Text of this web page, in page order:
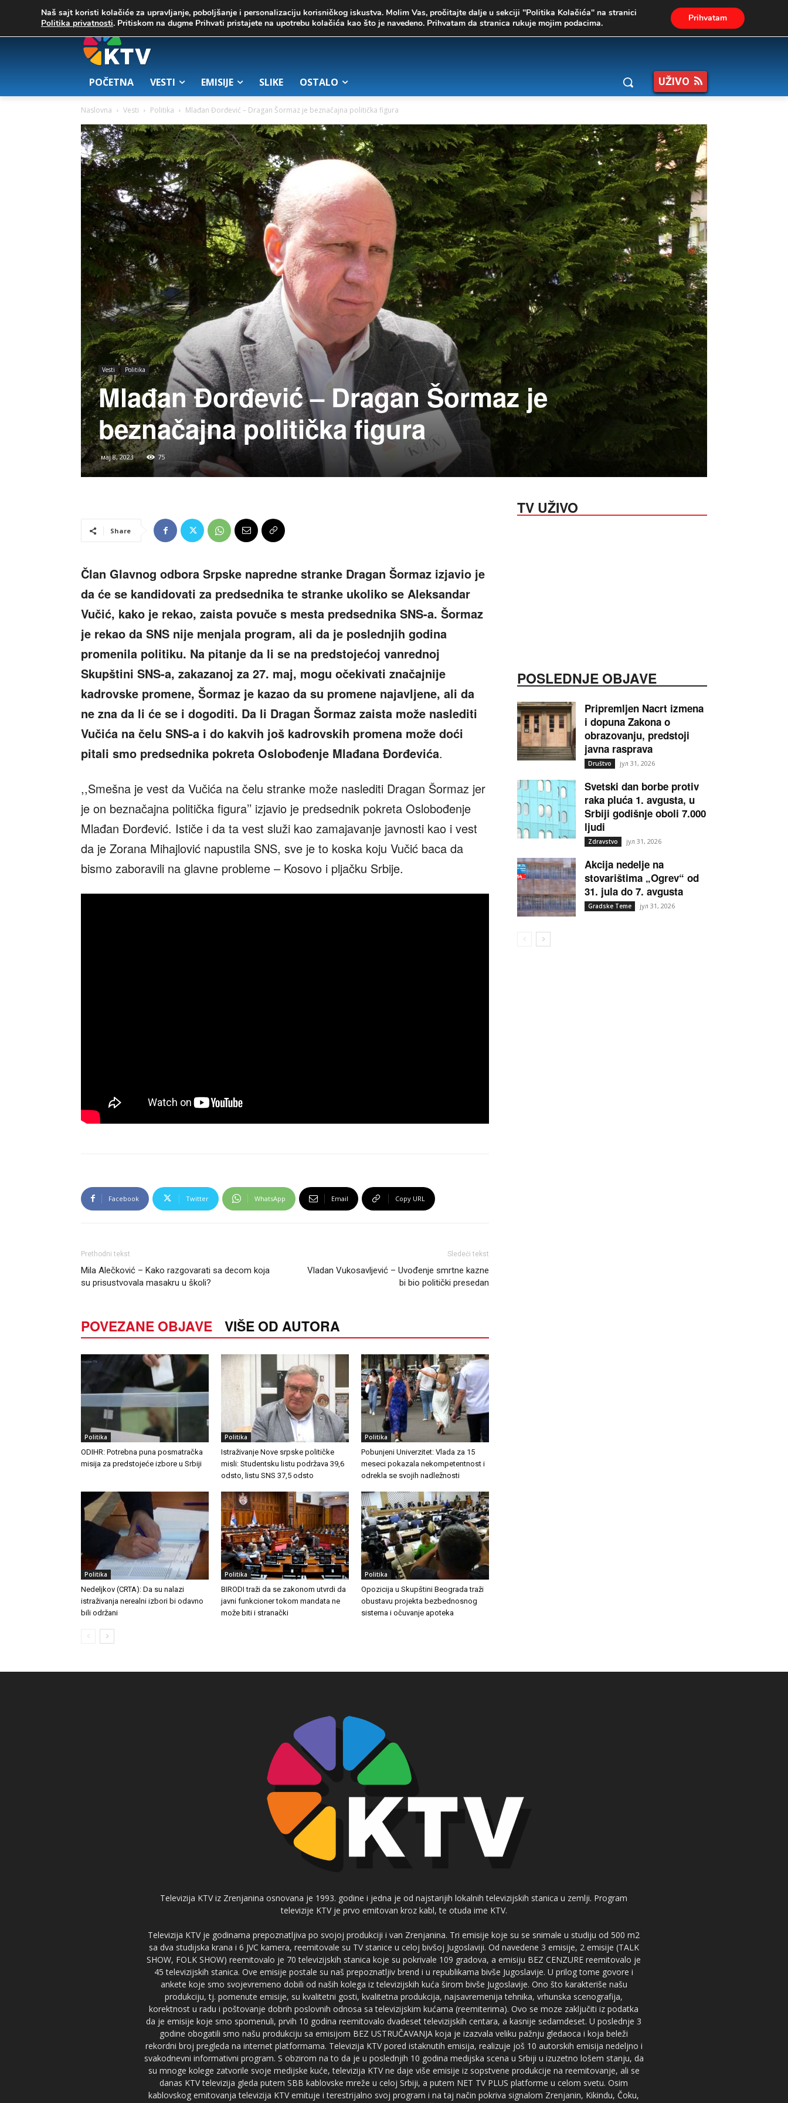
23.7 Zrenjanin 03. август 2026.
POČETNA VESTI EMISIJE SLIKE OSTALO UŽIVO
Naslovna Vesti Politika Mlađan Đorđević – Dragan Šormaz je beznačajna politička figura
Vesti Politika
Mlađan Đorđević – Dragan Šormaz je
beznačajna politička figura
мај 8, 2023 75
Share
Član Glavnog odbora Srpske napredne stranke Dragan Šormaz izjavio je
da će se kandidovati za predsednika te stranke ukoliko se Aleksandar
Vučić, kako je rekao, zaista povuče s mesta predsednika SNS-a. Šormaz
je rekao da SNS nije menjala program, ali da je poslednjih godina
promenila politiku. Na pitanje da li se na predstojećoj vanrednoj
Skupštini SNS-a, zakazanoj za 27. maj, mogu očekivati značajnije
kadrovske promene, Šormaz je kazao da su promene najavljene, ali da
ne zna da li će se i dogoditi. Da li Dragan Šormaz zaista može naslediti
Vučića na čelu SNS-a i do kakvih još kadrovskih promena može doći
pitali smo predsednika pokreta Oslobođenje Mlađana Đorđevića.
,,Smešna je vest da Vučića na čelu stranke može naslediti Dragan Šormaz jer
je on beznačajna politička figura’’ izjavio je predsednik pokreta Oslobođenje
Mlađan Đorđević. Ističe i da ta vest služi kao zamajavanje javnosti kao i vest
da je Zorana Mihajlović napustila SNS, sve je to koska koju Vučić baca da
bismo zaboravili na glavne probleme – Kosovo i pljačku Srbije.
Facebook Twitter WhatsApp Email Copy URL
Prethodni tekst
Mila Alečković – Kako razgovarati sa decom koja
su prisustvovala masakru u školi?
Sledeći tekst
Vladan Vukosavljević – Uvođenje smrtne kazne
bi bio politički presedan
POVEZANE OBJAVE VIŠE OD AUTORA
Politika
ODIHR: Potrebna puna posmatračka
misija za predstojeće izbore u Srbiji
Politika
Istraživanje Nove srpske političke
misli: Studentsku listu podržava 39,6
odsto, listu SNS 37,5 odsto
Politika
Pobunjeni Univerzitet: Vlada za 15
meseci pokazala nekompetentnost i
odrekla se svojih nadležnosti
Politika
Nedeljkov (CRTA): Da su nalazi
istraživanja nerealni izbori bi odavno
bili održani
Politika
BIRODI traži da se zakonom utvrdi da
javni funkcioner tokom mandata ne
može biti i stranački
Politika
Opozicija u Skupštini Beograda traži
obustavu projekta bezbednosnog
sistema i očuvanje apoteka
TV UŽIVO
POSLEDNJE OBJAVE
Pripremljen Nacrt izmena
i dopuna Zakona o
obrazovanju, predstoji
javna rasprava
Društvo јул 31, 2026
Svetski dan borbe protiv
raka pluća 1. avgusta, u
Srbiji godišnje oboli 7.000
ljudi
Zdravstvo јул 31, 2026
Akcija nedelje na
stovarištima „Ogrev“ od
31. jula do 7. avgusta
Gradske Teme јул 31, 2026
Televizija KTV iz Zrenjanina osnovana je 1993. godine i jedna je od najstarijih lokalnih televizijskih stanica u zemlji. Program
televizije KTV je prvo emitovan kroz kabl, te otuda ime KTV.
Televizija KTV je godinama prepoznatljiva po svojoj produkciji i van Zrenjanina. Tri emisije koje su se snimale u studiju od 500 m2
sa dva studijska krana i 6 JVC kamera, reemitovale su TV stanice u celoj bivšoj Jugoslaviji. Od navedene 3 emisije, 2 emisije (TALK
SHOW, FOLK SHOW) reemitovalo je 70 televizijskih stanica koje su pokrivale 109 gradova, a emisiju BEZ CENZURE reemitovalo je
45 televizijskih stanica. Ove emisije postale su naš prepoznatljiv brend i u republikama bivše Jugoslavije. U prilog tome govore i
ankete koje smo svojevremeno dobili od naših kolega iz televizijskih kuća širom bivše Jugoslavije. Ono što karakteriše našu
produkciju, tj. pomenute emisije, su kvalitetni gosti, kvalitetna produkcija, najsavremenija tehnika, vrhunska scenografija,
korektnost u radu i poštovanje dobrih poslovnih odnosa sa televizijskim kućama (reemiterima). Ovo se moze zaključiti iz podatka
da je emisije koje smo spomenuli, prvih 10 godina reemitovalo dvadeset televizijskih centara, a kasnije sedamdeset. U poslednje 3
godine obogatili smo našu produkciju sa emisijom BEZ USTRUČAVANJA koja je izazvala veliku pažnju gledaoca i koja beleži
rekordni broj pregleda na internet platformama. Televizija KTV pored istaknutih emisija, realizuje još 10 autorskih emisija nedeljno i
svakodnevni informativni program. S obzirom na to da je u poslednjih 10 godina medijska scena u Srbiji u izuzetno lošem stanju, da
su mnoge kolege zatvorile svoje medijske kuće, televizija KTV ne daje više emisije iz sopstvene produkcije na reemitovanje, ali se
danas KTV televizija gleda putem SBB kablovske mreže u celoj Srbiji, a putem NET TV PLUS platforme u celom svetu. Osim
kablovskog emitovanja televizija KTV emituje i terestrijalno svoj program i na taj način pokriva signalom Zrenjanin, Kikindu, Čoku,
Naš sajt koristi kolačiće za upravljanje, poboljšanje i personalizaciju korisničkog iskustva. Molim Vas, pročitajte dalje u sekciji "Politika Kolačića" na stranici
Politika privatnosti. Pritiskom na dugme Prihvati pristajete na upotrebu kolačića kao što je navedeno. Prihvatam da stranica rukuje mojim podacima. Prihvatam